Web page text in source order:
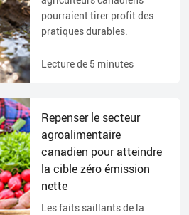
pourraient tirer profit des
pratiques durables.
Lecture de 5 minutes
Repenser le secteur
agroalimentaire
canadien pour atteindre
la cible zéro émission
nette
Les faits saillants de la